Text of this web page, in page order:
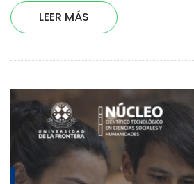
LEER MÁS